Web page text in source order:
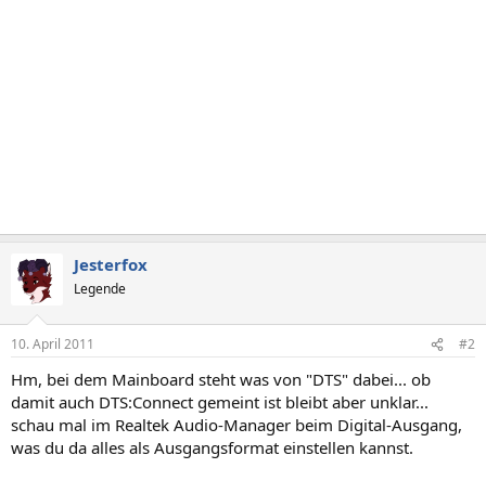
Jesterfox
Legende
10. April 2011 #2
Hm, bei dem Mainboard steht was von "DTS" dabei... ob
damit auch DTS:Connect gemeint ist bleibt aber unklar...
schau mal im Realtek Audio-Manager beim Digital-Ausgang,
was du da alles als Ausgangsformat einstellen kannst.